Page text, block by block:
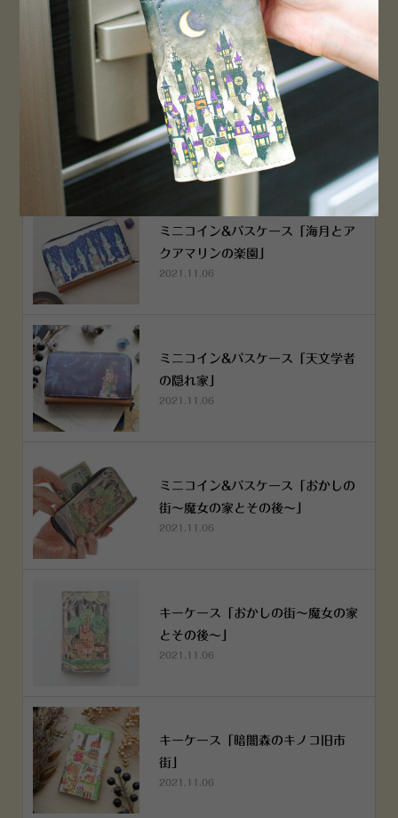
2022.12.05
空想街雑貨店《吉祥寺本店》４月２
５日OPEN!
2022.03.29
ミニコイン&パスケース「海月とア
クアマリンの楽園」
2021.11.06
ミニコイン&パスケース「天文学者
の隠れ家」
2021.11.06
ミニコイン&パスケース「おかしの
街～魔女の家とその後～」
2021.11.06
キーケース「おかしの街～魔女の家
とその後～」
2021.11.06
キーケース「暗闇森のキノコ旧市
街」
2021.11.06